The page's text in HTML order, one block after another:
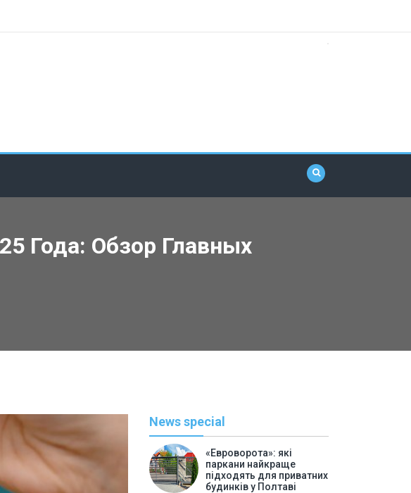
Года: Обзор Главных
News special
«Евроворота»: які
паркани найкраще
підходять для приватних
будинків у Полтаві